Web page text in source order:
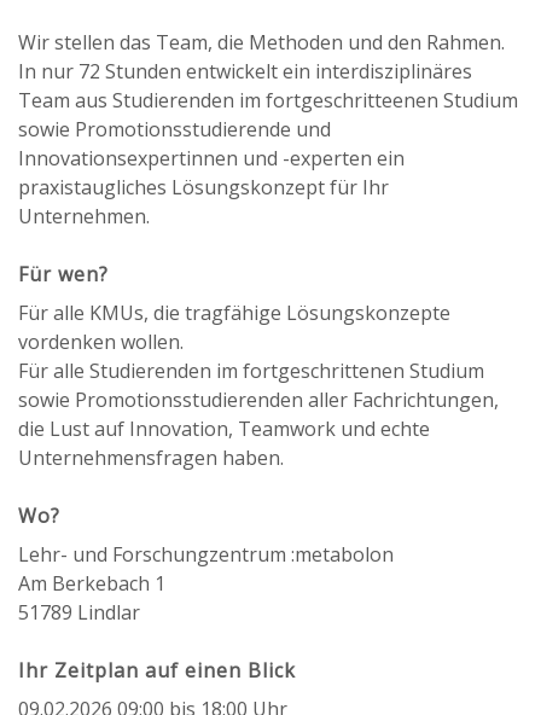
Wir stellen das Team, die Methoden und den Rahmen.
In nur 72 Stunden entwickelt ein interdisziplinäres
Team aus Studierenden im fortgeschritteenen Studium
sowie Promotionsstudierende und
Innovationsexpertinnen und -experten ein
praxistaugliches Lösungskonzept für Ihr
Unternehmen.
Für wen?
Für alle KMUs, die tragfähige Lösungskonzepte
vordenken wollen.
Für alle Studierenden im fortgeschrittenen Studium
sowie Promotionsstudierenden aller Fachrichtungen,
die Lust auf Innovation, Teamwork und echte
Unternehmensfragen haben.
Wo?
Lehr- und Forschungzentrum :metabolon
Am Berkebach 1
51789 Lindlar
Ihr Zeitplan auf einen Blick
09.02.2026 09:00 bis 18:00 Uhr